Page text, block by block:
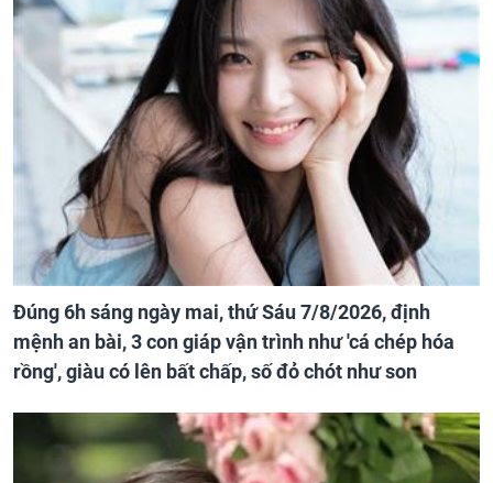
Đúng 6h sáng ngày mai, thứ Sáu 7/8/2026, định
mệnh an bài, 3 con giáp vận trình như 'cá chép hóa
rồng', giàu có lên bất chấp, số đỏ chót như son